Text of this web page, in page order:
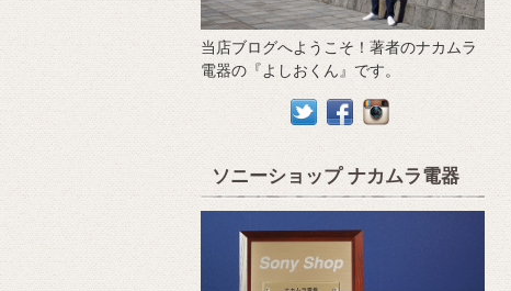
当店ブログへようこそ！著者のナカムラ
電器の『よしおくん』です。
ソニーショップ ナカムラ電器